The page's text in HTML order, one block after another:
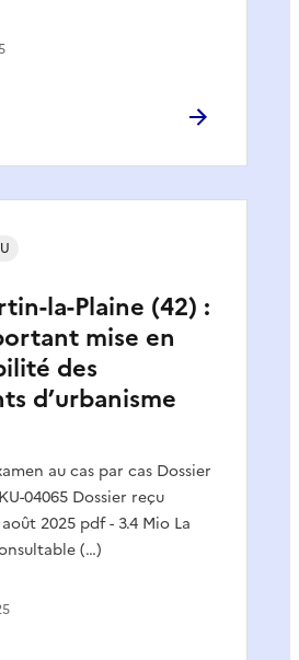
la-Plaine (42) :
mise en
des
d’urbanisme
au cas par cas Dossier
04065 Dossier reçu
2025 pdf - 3.4 Mio La
(…)